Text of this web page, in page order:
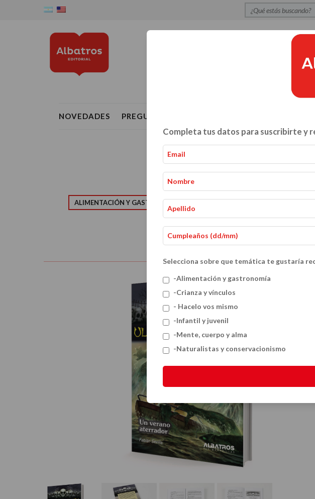
NOVEDADES PREGUNTAS FRECUENTES
ALIMENTACIÓN Y GASTRONOMÍA
Completa tus datos para suscribirte y
Selecciona sobre que temática te gustaría
-Alimentación y gastronomía
-Crianza y vínculos
- Hacelo vos mismo
-Infantil y juvenil
-Mente, cuerpo y alma
-Naturalistas y conservacionismo